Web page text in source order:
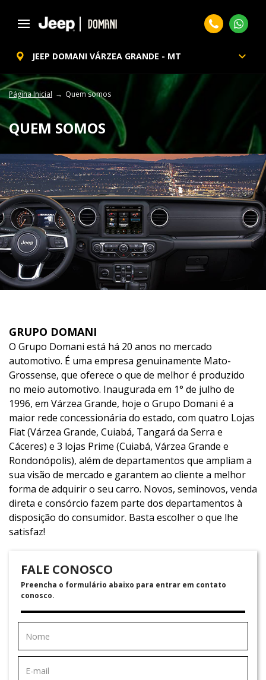
JEEP DOMANI VÁRZEA GRANDE - MT
Página Inicial Quem somos
QUEM SOMOS
GRUPO DOMANI
O Grupo Domani está há 20 anos no mercado
automotivo. É uma empresa genuinamente Mato-
Grossense, que oferece o que de melhor é produzido
no meio automotivo. Inaugurada em 1° de julho de
1996, em Várzea Grande, hoje o Grupo Domani é a
maior rede concessionária do estado, com quatro Lojas
Fiat (Várzea Grande, Cuiabá, Tangará da Serra e
Cáceres) e 3 lojas Prime (Cuiabá, Várzea Grande e
Rondonópolis), além de departamentos que ampliam a
sua visão de mercado e garantem ao cliente a melhor
forma de adquirir o seu carro. Novos, seminovos, venda
direta e consórcio fazem parte dos departamentos à
disposição do consumidor. Basta escolher o que lhe
satisfaz!
FALE CONOSCO
Preencha o formulário abaixo para entrar em contato
conosco.